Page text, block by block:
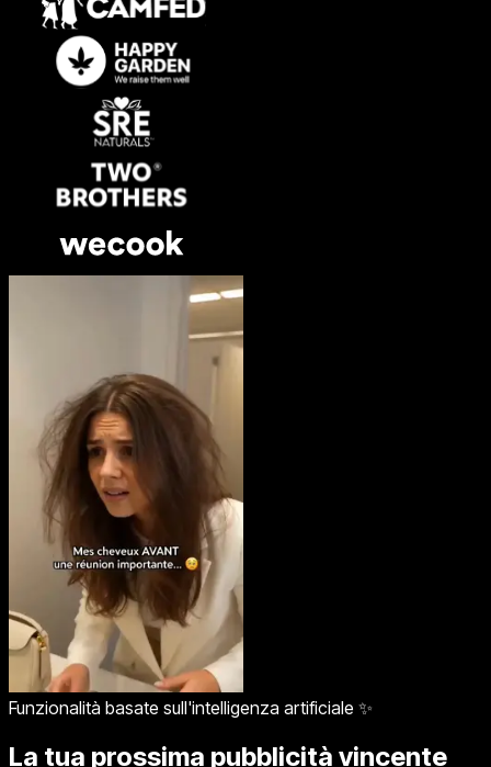
Funzionalità basate sull'intelligenza artificiale ✨
La tua prossima pubblicità vincente